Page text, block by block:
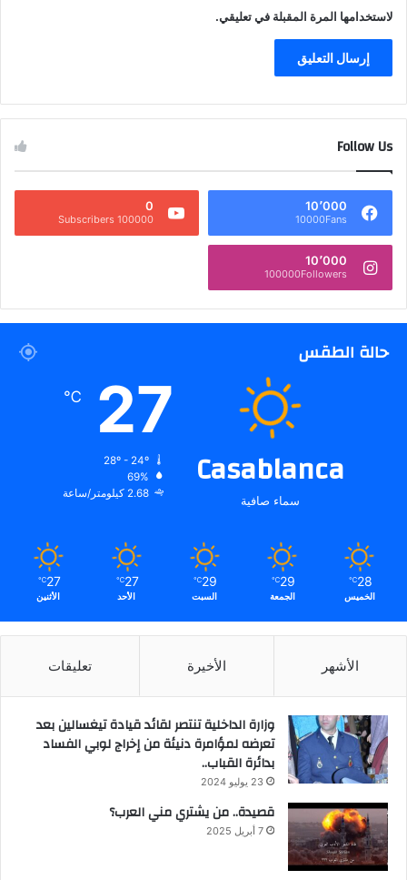
لاستخدامها المرة المقبلة في تعليقي.
Follow Us
10٬000
10000Fans
0
100000 Subscribers
10٬000
100000Followers
حالة الطقس
Casablanca
سماء صافية
27
℃
69%
2.68 كيلومتر/ساعة
28
℃
الخميس
29
℃
الجمعة
29
℃
السبت
27
℃
الأحد
27
℃
الأثنين
الأشهر الأخيرة تعليقات
وزارة الداخلية تنتصر لقائد قيادة تيغسالين بعد
تعرضه لمؤامرة دنيئة من إخراج لوبي الفساد
بدائرة القباب..
23 يوليو 2024
قصيدة.. من يشتري مني العرب؟
7 أبريل 2025